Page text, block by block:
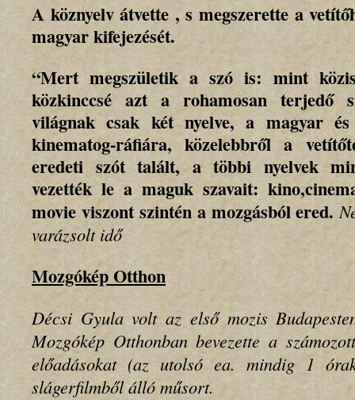
A köznyelv átvette , s megszerette a
magyar kifejezését.
“Mert megszületik a szó is: mint
közkinccsé azt a rohamosan terjedő
világnak csak két nyelve, a magyar
kinematog-ráfiára, közelebbről a
eredeti szót talált, a többi nyelvek
vezették le a maguk szavait:
movie viszont szintén a mozgásból ered.
varázsolt idő
Mozgókép Otthon
Décsi Gyula volt az első mozis
Mozgókép Otthonban bevezette a
előadásokat (az utolsó ea. mindig 1
slágerfilmből álló műsort.